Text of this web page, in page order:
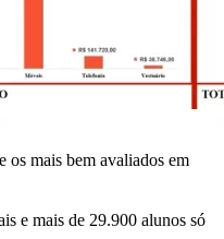
os mais bem avaliados em
e mais de 29.900 alunos só